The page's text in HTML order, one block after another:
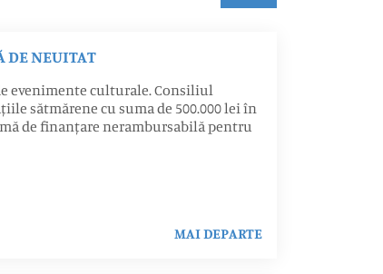
DE NEUITAT
evenimente culturale. Consiliul
sătmărene cu suma de 500.000 lei în
de finanțare nerambursabilă pentru
MAI DEPARTE